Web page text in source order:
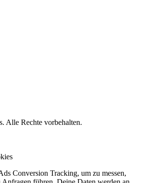
Alle Rechte vorbehalten.
Conversion Tracking, um zu messen,